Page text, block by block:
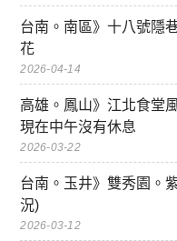
台南。南區》十八號隱
花
2026-04-14
高雄。鳳山》江北食堂
現在中午沒有休息
2026-03-22
台南。玉井》雙秀園。
況)
2026-03-12